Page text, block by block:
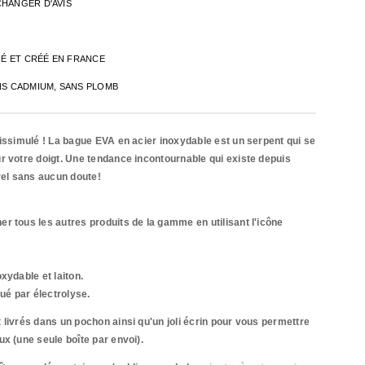
D'AVIS
ET CRÉÉ EN FRANCE
CADMIUM, SANS PLOMB
! La bague EVA en acier inoxydable est un serpent qui se
votre doigt. Une tendance incontournable qui existe depuis
sans aucun doute!
tous les autres produits de la gamme en utilisant l'icône
et laiton.
par électrolyse.
dans un pochon ainsi qu'un joli écrin pour vous permettre
(une seule boîte par envoi).